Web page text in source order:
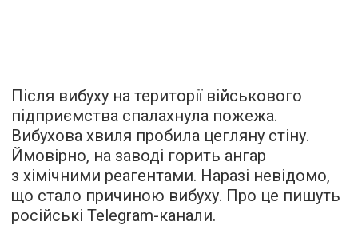
Після вибуху на території військового
підприємства спалахнула пожежа.
Вибухова хвиля пробила цегляну стіну.
Ймовірно, на заводі горить ангар
з хімічними реагентами. Наразі невідомо,
що стало причиною вибуху. Про це пишуть
російські Telegram-канали.